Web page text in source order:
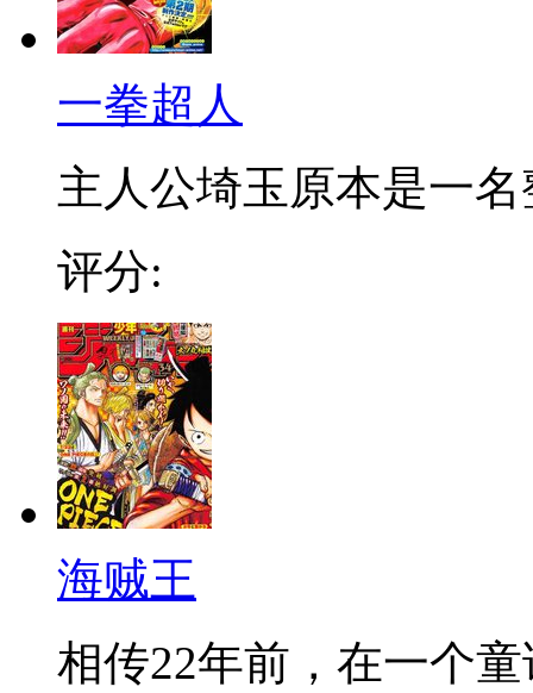
一拳超人
主人公埼玉原本是一名
评分:
海贼王
相传22年前，在一个